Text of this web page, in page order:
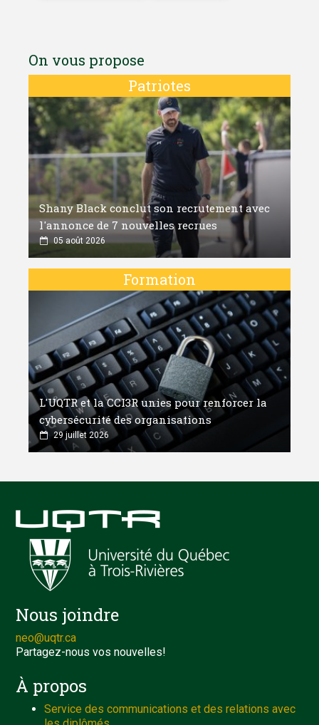
On vous propose
Patriotes
Shany Black conclut son recrutement avec
l'annonce de 7 nouvelles recrues
05 août 2026
Formation
L'UQTR et la CCI3R unies pour renforcer la
cybersécurité des organisations
29 juillet 2026
Nous joindre
neo@uqtr.ca
Partagez-nous vos nouvelles!
À propos
Service des communications et des relations avec